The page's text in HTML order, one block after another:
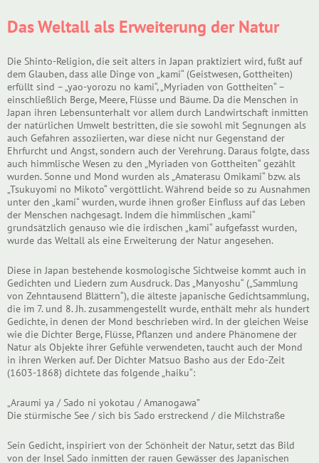
Das Weltall als Erweiterung der Natur
Die Shinto-Religion, die seit alters in Japan praktiziert wird, fußt auf
dem Glauben, dass alle Dinge von „kami“ (Geistwesen, Gottheiten)
erfüllt sind – „yao-yorozu no kami“, „Myriaden von Gottheiten“ –
einschließlich Berge, Meere, Flüsse und Bäume. Da die Menschen in
Japan ihren Lebensunterhalt vor allem durch Landwirtschaft inmitten
der natürlichen Umwelt bestritten, die sie sowohl mit Segnungen als
auch Gefahren assoziierten, war diese nicht nur Gegenstand der
Ehrfurcht und Angst, sondern auch der Verehrung. Daraus folgte, dass
auch himmlische Wesen zu den „Myriaden von Gottheiten“ gezählt
wurden. Sonne und Mond wurden als „Amaterasu Omikami“ bzw. als
„Tsukuyomi no Mikoto“ vergöttlicht. Während beide so zu Ausnahmen
unter den „kami“ wurden, wurde ihnen großer Einfluss auf das Leben
der Menschen nachgesagt. Indem die himmlischen „kami“
grundsätzlich genauso wie die irdischen „kami“ aufgefasst wurden,
wurde das Weltall als eine Erweiterung der Natur angesehen.
Diese in Japan bestehende kosmologische Sichtweise kommt auch in
Gedichten und Liedern zum Ausdruck. Das „Manyoshu“ („Sammlung
von Zehntausend Blättern“), die älteste japanische Gedichtsammlung,
die im 7. und 8. Jh. zusammengestellt wurde, enthält mehr als hundert
Gedichte, in denen der Mond beschrieben wird. In der gleichen Weise
wie die Dichter Berge, Flüsse, Pflanzen und andere Phänomene der
Natur als Objekte ihrer Gefühle verwendeten, taucht auch der Mond
in ihren Werken auf. Der Dichter Matsuo Basho aus der Edo-Zeit
(1603-1868) dichtete das folgende „haiku“:
„Araumi ya / Sado ni yokotau / Amanogawa”
Die stürmische See / sich bis Sado erstreckend / die Milchstraße
Sein Gedicht, inspiriert von der Schönheit der Natur, setzt das Bild
von der Insel Sado inmitten der rauen Gewässer des Japanischen